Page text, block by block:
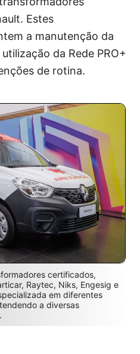
Estes
a manutenção da
da Rede PRO+
de rotina.
certificados,
Raytec, Niks, Engesig e
em diferentes
a diversas